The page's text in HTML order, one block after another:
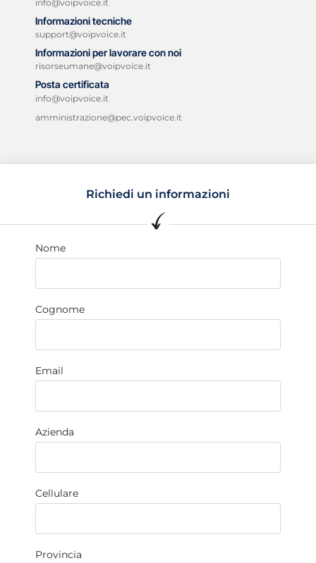
info@voipvoice.it
Informazioni tecniche
support@voipvoice.it
Informazioni per lavorare con noi
risorseumane@voipvoice.it
Posta certificata
info@voipvoice.it
amministrazione@pec.voipvoice.it
Richiedi un informazioni
Nome
Cognome
Email
Azienda
Cellulare
Provincia